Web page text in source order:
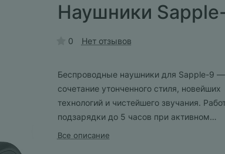
Наушники
0 Нет отзывов
Беспроводные наушники для Sapple-9 —
сочетание утонченного стиля, новейших
технологий и чистейшего звучания.
подзарядки до 5 часов при активном
пользовании.
Все описание